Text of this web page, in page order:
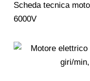
Scheda tecnica
6000V